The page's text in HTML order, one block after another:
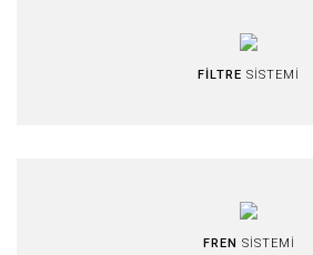
FİLTRE SİSTEMİ
FREN SİSTEMİ